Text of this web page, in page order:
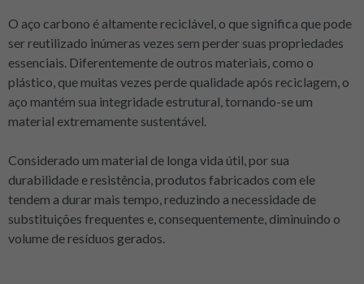
O aço carbono é altamente reciclável, o que significa que pode
ser reutilizado inúmeras vezes sem perder suas propriedades
essenciais. Diferentemente de outros materiais, como o
plástico, que muitas vezes perde qualidade após reciclagem, o
aço mantém sua integridade estrutural, tornando-se um
material extremamente sustentável.
Considerado um material de longa vida útil, por sua
durabilidade e resistência, produtos fabricados com ele
tendem a durar mais tempo, reduzindo a necessidade de
substituições frequentes e, consequentemente, diminuindo o
volume de resíduos gerados.